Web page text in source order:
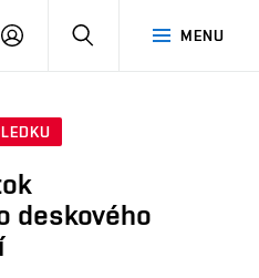
MENU
PŘIHLÁSIT
deskového